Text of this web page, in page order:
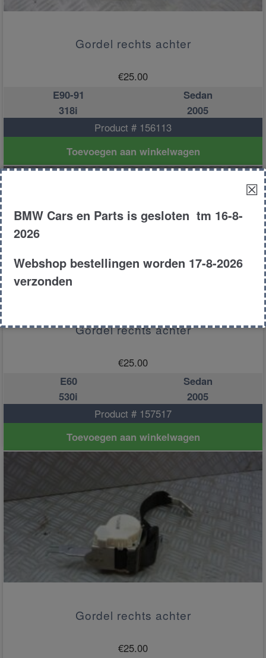
Gordel rechts achter
€25.00
E90-91
Sedan
318i
2005
Product # 156113
Toevoegen aan winkelwagen
Gordel rechts achter
€25.00
E60
Sedan
530i
2005
Product # 157517
Toevoegen aan winkelwagen
Gordel rechts achter
€25.00
☒
BMW Cars en Parts is gesloten tm 16-8-
2026
Webshop bestellingen worden 17-8-2026
verzonden